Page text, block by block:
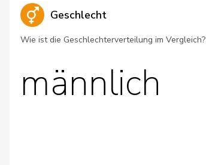
Geschlecht
Wie ist die Geschlechterverteilung im Vergleich?
männlich